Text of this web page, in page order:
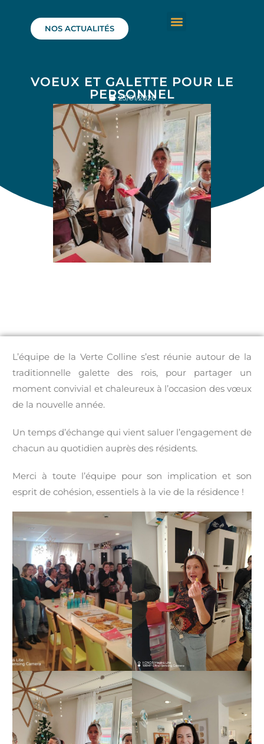
NOS ACTUALITÉS
VOEUX ET GALETTE POUR LE
PERSONNEL
23/01/2026
L’équipe de la Verte Colline s’est réunie autour de la
traditionnelle galette des rois, pour partager un
moment convivial et chaleureux à l’occasion des vœux
de la nouvelle année.
Un temps d’échange qui vient saluer l’engagement de
chacun au quotidien auprès des résidents.
Merci à toute l’équipe pour son implication et son
esprit de cohésion, essentiels à la vie de la résidence !